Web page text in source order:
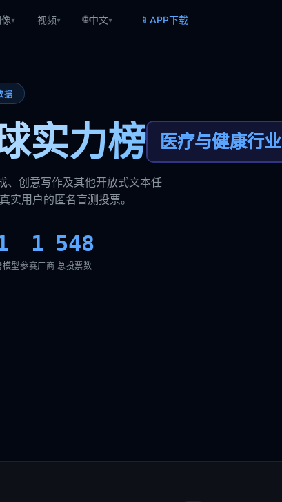
▾ 视频▾ 🌐中文▾ 📱 APP下载
据
实力榜 医疗与健康行业
、创意写作及其他开放式文本任
实用户的匿名盲测投票。
型
1
参赛厂商
548
总投票数